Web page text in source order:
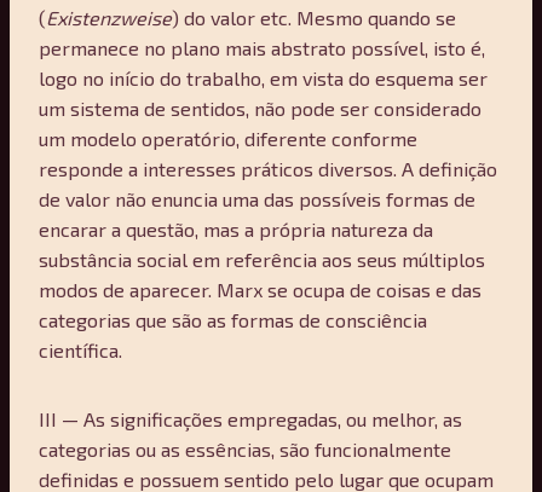
(Existenzweise) do valor etc. Mesmo quando se
permanece no plano mais abstrato possível, isto é,
logo no início do trabalho, em vista do esquema ser
um sistema de sentidos, não pode ser considerado
um modelo operatório, diferente conforme
responde a interesses práticos diversos. A definição
de valor não enuncia uma das possíveis formas de
encarar a questão, mas a própria natureza da
substância social em referência aos seus múltiplos
modos de aparecer. Marx se ocupa de coisas e das
categorias que são as formas de consciência
científica.
III — As significações empregadas, ou melhor, as
categorias ou as essências, são funcionalmente
definidas e possuem sentido pelo lugar que ocupam